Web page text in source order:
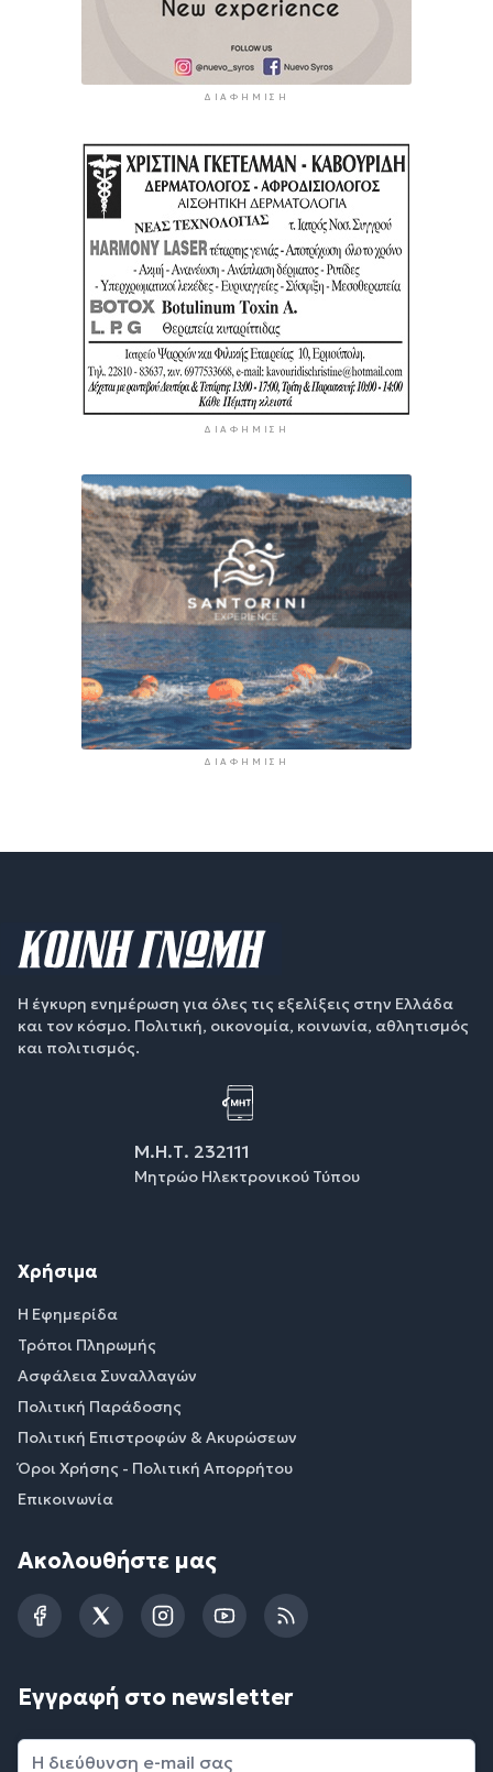
ΔΙΑΦΉΜΙΣΗ
ΔΙΑΦΉΜΙΣΗ
ΔΙΑΦΉΜΙΣΗ
Η έγκυρη ενημέρωση για όλες τις εξελίξεις στην Ελλάδα
και τον κόσμο. Πολιτική, οικονομία, κοινωνία, αθλητισμός
και πολιτισμός.
Μ.Η.Τ. 232111
Μητρώο Ηλεκτρονικού Τύπου
Χρήσιμα
Η Εφημερίδα
Τρόποι Πληρωμής
Ασφάλεια Συναλλαγών
Πολιτική Παράδοσης
Πολιτική Επιστροφών & Ακυρώσεων
Όροι Χρήσης - Πολιτική Απορρήτου
Επικοινωνία
Ακολουθήστε μας
FacebookTwitterInstagramYouTubeRSS
Εγγραφή στο newsletter